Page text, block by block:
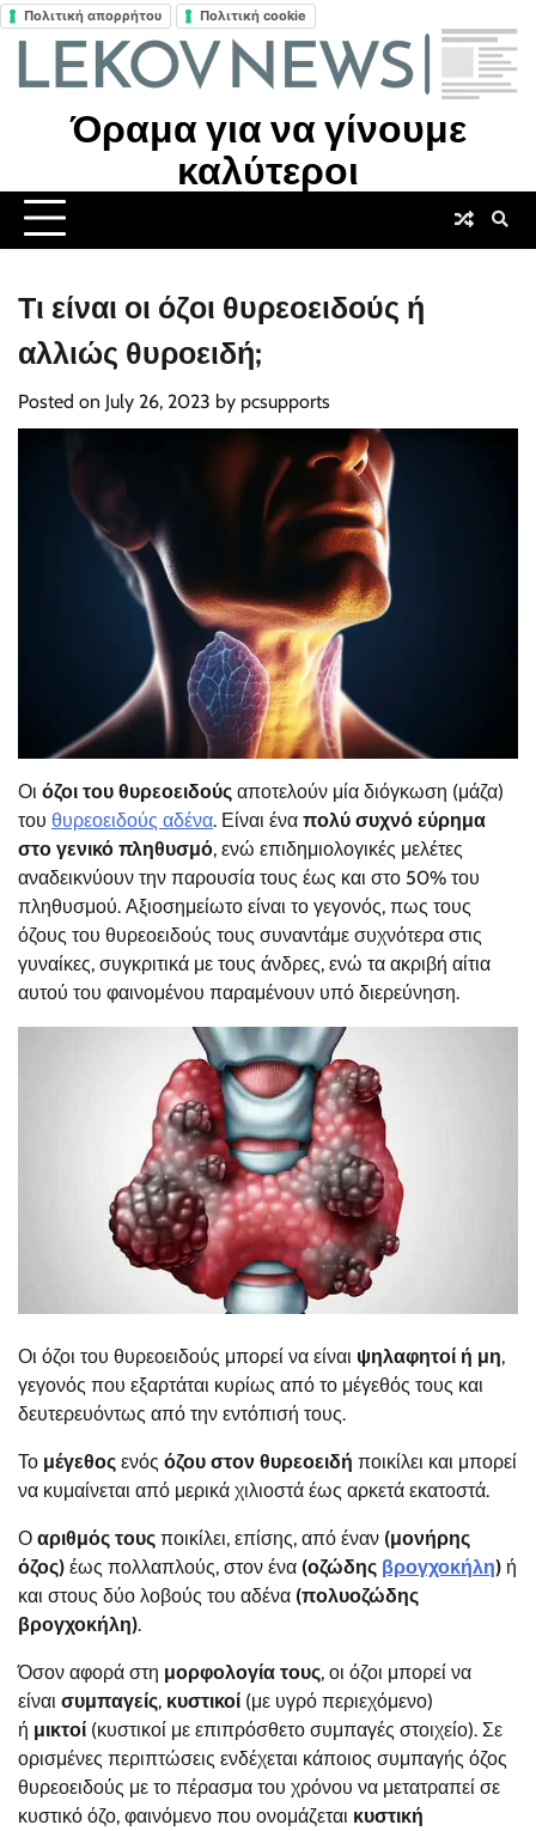
Πολιτική απορρήτου Πολιτική cookie
Skip
Όραμα για να γίνουμε
καλύτεροι
Τι είναι οι όζοι θυρεοειδούς ή
αλλιώς θυροειδή;
Posted on July 26, 2023 by pcsupports
Οι όζοι του θυρεοειδούς αποτελούν μία διόγκωση (μάζα)
του θυρεοειδούς αδένα. Είναι ένα πολύ συχνό εύρημα
στο γενικό πληθυσμό, ενώ επιδημιολογικές μελέτες
αναδεικνύουν την παρουσία τους έως και στο 50% του
πληθυσμού. Αξιοσημείωτο είναι το γεγονός, πως τους
όζους του θυρεοειδούς τους συναντάμε συχνότερα στις
γυναίκες, συγκριτικά με τους άνδρες, ενώ τα ακριβή αίτια
αυτού του φαινομένου παραμένουν υπό διερεύνηση.
Οι όζοι του θυρεοειδούς μπορεί να είναι ψηλαφητοί ή μη,
γεγονός που εξαρτάται κυρίως από το μέγεθός τους και
δευτερευόντως από την εντόπισή τους.
Το μέγεθος ενός όζου στον θυρεοειδή ποικίλει και μπορεί
να κυμαίνεται από μερικά χιλιοστά έως αρκετά εκατοστά.
Ο αριθμός τους ποικίλει, επίσης, από έναν (μονήρης
όζος) έως πολλαπλούς, στον ένα (οζώδης βρογχοκήλη) ή
και στους δύο λοβούς του αδένα (πολυοζώδης
βρογχοκήλη).
Όσον αφορά στη μορφολογία τους, οι όζοι μπορεί να
είναι συμπαγείς, κυστικοί (με υγρό περιεχόμενο)
ή μικτοί (κυστικοί με επιπρόσθετο συμπαγές στοιχείο). Σε
ορισμένες περιπτώσεις ενδέχεται κάποιος συμπαγής όζος
θυρεοειδούς με το πέρασμα του χρόνου να μετατραπεί σε
κυστικό όζο, φαινόμενο που ονομάζεται κυστική